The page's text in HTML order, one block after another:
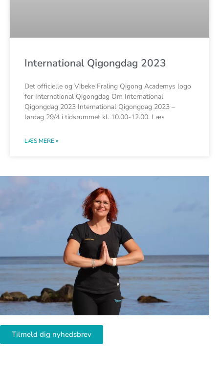
International Qigongdag 2023
Det officielle og Vibeke Fraling Qigong Academys logo
for International Qigongdag Om International
Qigongdag 2023 International Qigongdag 2023 –
lørdag 29/4 i tidsrummet kl. 10.00-12.00. Læs
LÆS MERE »
Tilmeld dig nyhedsbrev